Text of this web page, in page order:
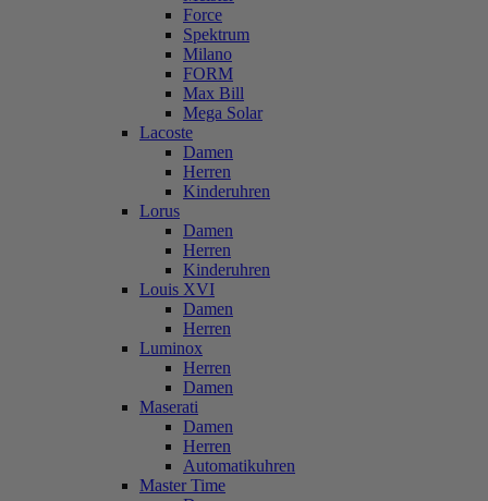
Force
Spektrum
Milano
FORM
Max Bill
Mega Solar
Lacoste
Damen
Herren
Kinderuhren
Lorus
Damen
Herren
Kinderuhren
Louis XVI
Damen
Herren
Luminox
Herren
Damen
Maserati
Damen
Herren
Automatikuhren
Master Time